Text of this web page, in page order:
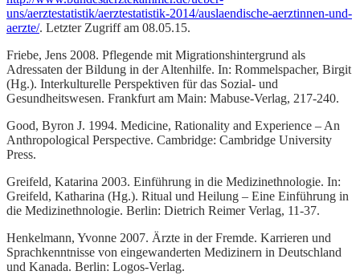
uns/aerztestatistik/aerztestatistik-2014/auslaendische-aerztinnen-und-
aerzte/. Letzter Zugriff am 08.05.15.
Friebe, Jens 2008. Pflegende mit Migrationshintergrund als
Adressaten der Bildung in der Altenhilfe. In: Rommelspacher, Birgit
(Hg.). Interkulturelle Perspektiven für das Sozial- und
Gesundheitswesen. Frankfurt am Main: Mabuse-Verlag, 217-240.
Good, Byron J. 1994. Medicine, Rationality and Experience – An
Anthropological Perspective. Cambridge: Cambridge University
Press.
Greifeld, Katarina 2003. Einführung in die Medizinethnologie. In:
Greifeld, Katharina (Hg.). Ritual und Heilung – Eine Einführung in
die Medizinethnologie. Berlin: Dietrich Reimer Verlag, 11-37.
Henkelmann, Yvonne 2007. Ärzte in der Fremde. Karrieren und
Sprachkenntnisse von eingewanderten Medizinern in Deutschland
und Kanada. Berlin: Logos-Verlag.